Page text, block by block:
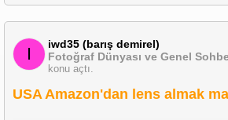
I
iwd35 (barış demirel)
Fotoğraf Dünyası ve Genel
konu açtı.
USA Amazon'dan lens almak